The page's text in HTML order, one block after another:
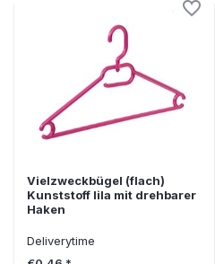
Vielzweckbügel (flach)
Kunststoff lila mit drehbarer
Haken
Deliverytime